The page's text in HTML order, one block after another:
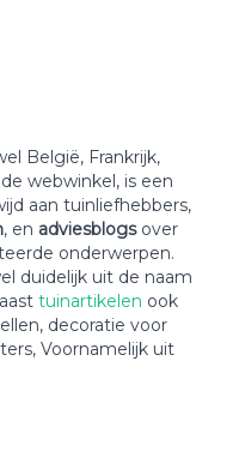
België, Frankrijk,
webwinkel, is een
aan tuinliefhebbers,
, en adviesblogsover
onderwerpen.
duidelijk uit de naam
tuinartikelen ook
decoratie voor
Voornamelijk uit